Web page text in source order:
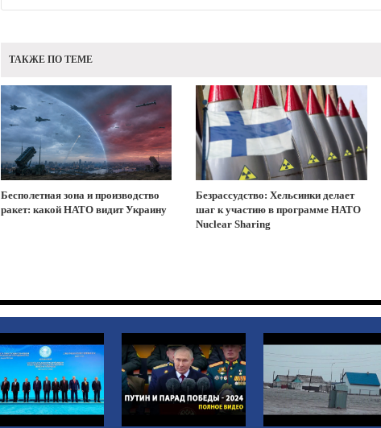
ТАКЖЕ ПО ТЕМЕ
Бесполетная зона и производство
ракет: какой НАТО видит Украину
Безрассудство: Хельсинки делает
шаг к участию в программе НАТО
Nuclear Sharing